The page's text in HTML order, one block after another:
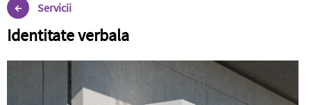
Servicii
Identitate verbala